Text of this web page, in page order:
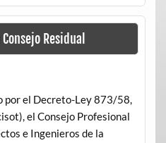
Residual
por el Decreto-Ley 873/58,
el Consejo Profesional
e Ingenieros de la